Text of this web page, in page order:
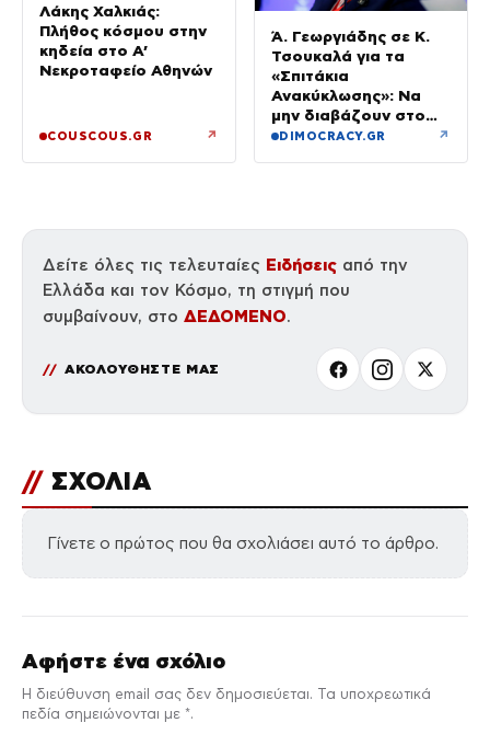
Λάκης Χαλκιάς:
Πλήθος κόσμου στην
κηδεία στο Α’
Νεκροταφείο Αθηνών
COUSCOUS.GR ↗
Ά. Γεωργιάδης σε Κ.
Τσουκαλά για τα
«Σπιτάκια
Ανακύκλωσης»: Να
μην διαβάζουν στο
ΠΑΣΟΚ μόνο όσα
DIMOCRACY.GR ↗
Δείτε όλες τις τελευταίες Ειδήσεις από την
Ελλάδα και τον Κόσμο, τη στιγμή που
συμβαίνουν, στο ΔΕΔΟΜΕΝΟ.
ΑΚΟΛΟΥΘΗΣΤΕ ΜΑΣ
// ΣΧΟΛΙΑ
Γίνετε ο πρώτος που θα σχολιάσει αυτό το άρθρο.
Αφήστε ένα σχόλιο
Η διεύθυνση email σας δεν δημοσιεύεται. Τα υποχρεωτικά
πεδία σημειώνονται με *.